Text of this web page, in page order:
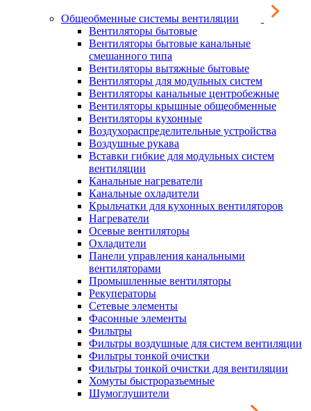
Общеобменные системы вентиляции
Вентиляторы бытовые
Вентиляторы бытовые канальные
смешанного типа
Вентиляторы вытяжные бытовые
Вентиляторы для модульных систем
Вентиляторы канальные центробежные
Вентиляторы крышные общеобменные
Вентиляторы кухонные
Воздухораспределительные устройства
Воздушные рукава
Вставки гибкие для модульных систем
вентиляции
Канальные нагреватели
Канальные охладители
Крыльчатки для кухонных вентиляторов
Нагреватели
Осевые вентиляторы
Охладители
Панели управления канальными
вентиляторами
Промышленные вентиляторы
Рекуператоры
Сетевые элементы
Фасонные элементы
Фильтры
Фильтры воздушные для систем вентиляции
Фильтры тонкой очистки
Фильтры тонкой очистки для вентиляции
Хомуты быстроразъемные
Шумоглушители